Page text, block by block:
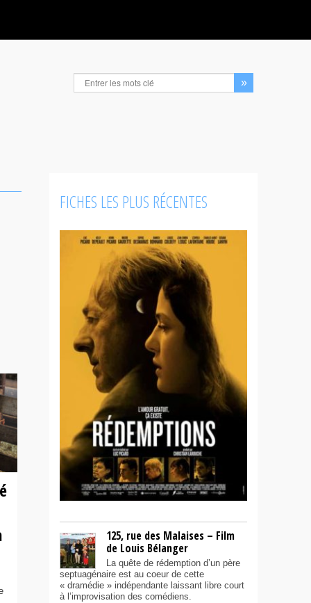
FICHES LES PLUS RÉCENTES
125, rue des Malaises – Film
de Louis Bélanger
La quête de rédemption d’un père
septuagénaire est au coeur de cette
« dramédie » indépendante laissant libre court
à l’improvisation des comédiens.